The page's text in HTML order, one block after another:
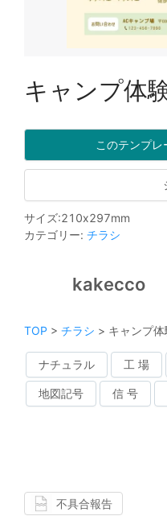
キャンプ体
このテンプレ
サイズ:210x297mm
カテゴリー: チラシ
kakecco
TOP > チラシ > キャンプ
ナチュラル 工 場
地図記号 信 号
不具合報告